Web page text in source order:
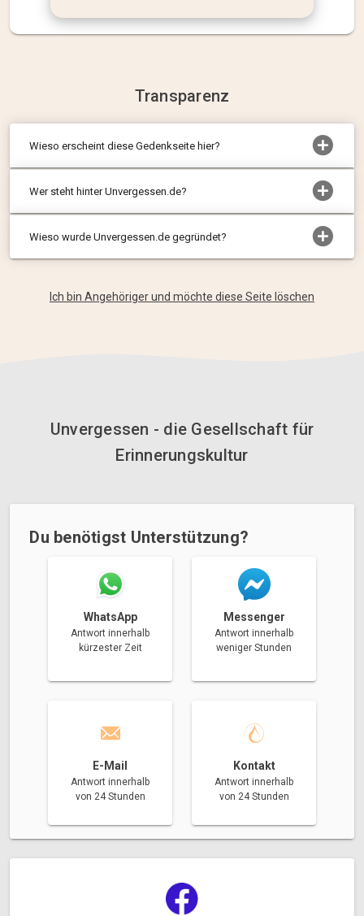
Transparenz
Wieso erscheint diese Gedenkseite hier?
Wer steht hinter Unvergessen.de?
Wieso wurde Unvergessen.de gegründet?
Ich bin Angehöriger und möchte diese Seite löschen
Unvergessen - die Gesellschaft für
Erinnerungskultur
Du benötigst Unterstützung?
WhatsApp
Antwort innerhalb
kürzester Zeit
Messenger
Antwort innerhalb
weniger Stunden
E-Mail
Antwort innerhalb
von 24 Stunden
Kontakt
Antwort innerhalb
von 24 Stunden